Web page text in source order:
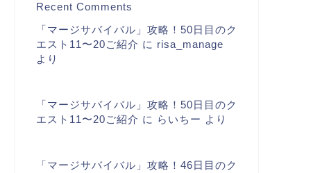
Recent Comments
「マージサバイバル」攻略！50日目のク
エスト11〜20ご紹介 に risa_manage
より
「マージサバイバル」攻略！50日目のク
エスト11〜20ご紹介 に らいちー より
「マージサバイバル」攻略！46日目のク